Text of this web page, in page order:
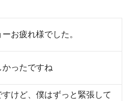
お疲れ様でした。
ったですね
けど、僕はずっと緊張して